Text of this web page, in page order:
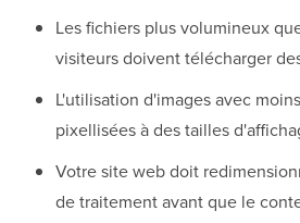
Les fichiers plus volumineux
visiteurs doivent télécharger
L'utilisation d'images avec
pixellisées à des tailles
Votre site web doit
de traitement avant que le